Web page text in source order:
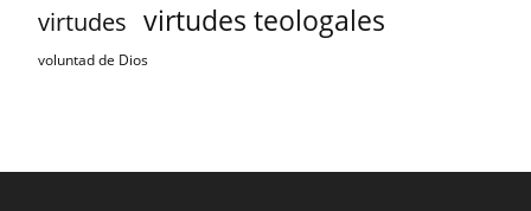
virtudes virtudes teologales
voluntad de Dios